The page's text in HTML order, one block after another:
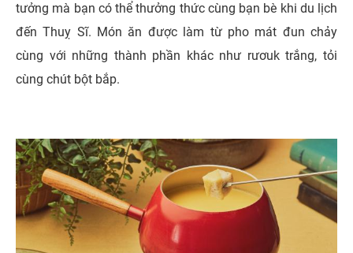
tưởng mà bạn có thể thưởng thức cùng bạn bè khi du lịch
đến Thuỵ Sĩ. Món ăn được làm từ pho mát đun chảy
cùng với những thành phần khác như rươuk trắng, tỏi
cùng chút bột bắp.